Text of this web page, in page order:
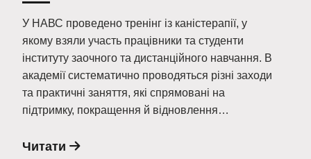
У НАВС проведено тренінг із каністерапії, у
якому взяли участь працівники та студенти
інституту заочного та дистанційного навчання. В
академії систематично проводяться різні заходи
та практичні заняття, які спрямовані на
підтримку, покращення й відновлення…
Читати